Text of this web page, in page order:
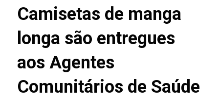
Camisetas de manga
longa são entregues
aos Agentes
Comunitários de Saúde